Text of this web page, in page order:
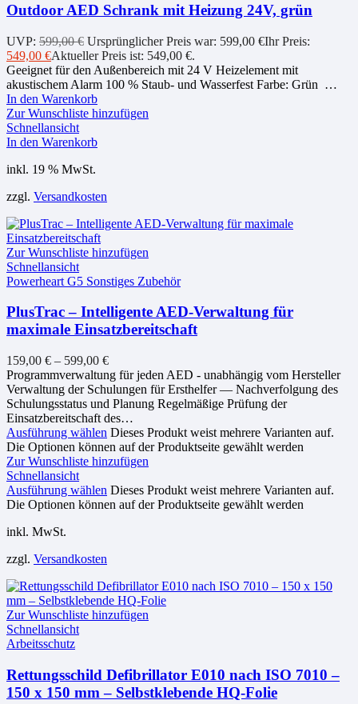
Outdoor AED Schrank mit Heizung 24V, grün
UVP: 599,00€ Ursprünglicher Preis war: 599,00 €Ihr Preis:
549,00 €Aktueller Preis ist: 549,00 €.
Geeignet für den Außenbereich mit 24 V Heizelement mit
akustischem Alarm 100 % Staub- und Wasserfest Farbe: Grün …
In den Warenkorb
Zur Wunschliste hinzufügen
Schnellansicht
In den Warenkorb
inkl. 19 % MwSt.
zzgl. Versandkosten
Zur Wunschliste hinzufügen
Schnellansicht
Powerheart G5 Sonstiges Zubehör
PlusTrac – Intelligente AED-Verwaltung für
maximale Einsatzbereitschaft
159,00 € – 599,00 €
Programmverwaltung für jeden AED - unabhängig vom Hersteller
Verwaltung der Schulungen für Ersthelfer — Nachverfolgung des
Schulungsstatus und Planung Regelmäßige Prüfung der
Einsatzbereitschaft des…
Ausführung wählen Dieses Produkt weist mehrere Varianten auf.
Die Optionen können auf der Produktseite gewählt werden
Zur Wunschliste hinzufügen
Schnellansicht
Ausführung wählen Dieses Produkt weist mehrere Varianten auf.
Die Optionen können auf der Produktseite gewählt werden
inkl. MwSt.
zzgl. Versandkosten
Zur Wunschliste hinzufügen
Schnellansicht
Arbeitsschutz
Rettungsschild Defibrillator E010 nach ISO 7010 –
150 x 150 mm – Selbstklebende HQ-Folie